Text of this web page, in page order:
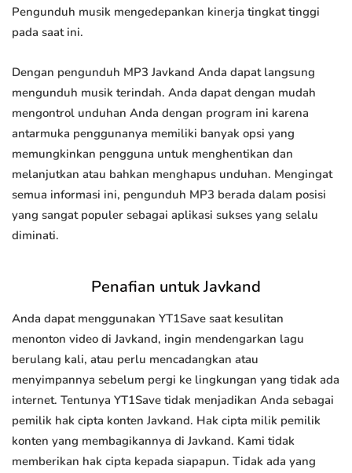
Pengunduh musik mengedepankan kinerja tingkat tinggi
pada saat ini.
Dengan pengunduh MP3 Javkand Anda dapat langsung
mengunduh musik terindah. Anda dapat dengan mudah
mengontrol unduhan Anda dengan program ini karena
antarmuka penggunanya memiliki banyak opsi yang
memungkinkan pengguna untuk menghentikan dan
melanjutkan atau bahkan menghapus unduhan. Mengingat
semua informasi ini, pengunduh MP3 berada dalam posisi
yang sangat populer sebagai aplikasi sukses yang selalu
diminati.
Penafian untuk Javkand
Anda dapat menggunakan YT1Save saat kesulitan
menonton video di Javkand, ingin mendengarkan lagu
berulang kali, atau perlu mencadangkan atau
menyimpannya sebelum pergi ke lingkungan yang tidak ada
internet. Tentunya YT1Save tidak menjadikan Anda sebagai
pemilik hak cipta konten Javkand. Hak cipta milik pemilik
konten yang membagikannya di Javkand. Kami tidak
memberikan hak cipta kepada siapapun. Tidak ada yang